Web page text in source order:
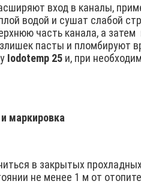
вход в каналы,
водой и сушат слабой
часть канала, а
пасты и
Iodotemp 25и, при
маркировка
в закрытых
не менее 1 м от